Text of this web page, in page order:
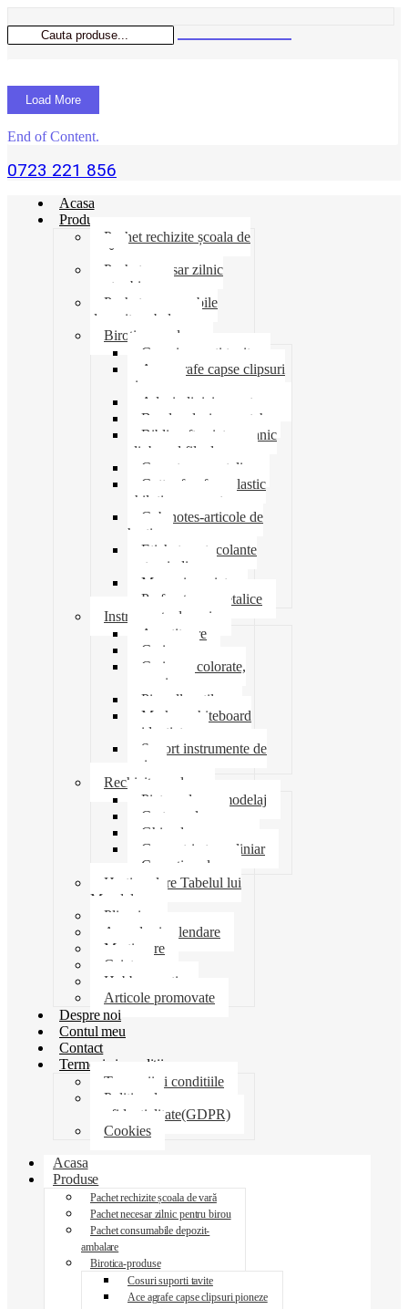
Load More
End of Content.
0723 221 856
Acasa
Produse
Pachet rechizite școala de
vară
Pachet necesar zilnic
pentru birou
Pachet consumabile
depozit-ambalare
Birotica-produse
Cosuri suporti tavite
Ace agrafe capse clipsuri
pioneze
Adeziv lipici corectoare
Banda adeziva-scotch
Biblioraft caiet mecanic
clipboard file dosare
Capsatoare metalice
Cutter foarfeca elastic
ghilotina magnet
Cub notes-articole de
hartie
Etichete autocolante
carton indigo
Mape si serviete
Perforatoare metalice
Instrumente de scris
Ascutitoare
Carioca
Creioane colorate,
mecanice
Pix roller stilou
Marker whiteboard
evidentiator
Suport instrumente de
scris
Rechizite scolare
Pictura desen modelaj
Creta scolara
Ghiozdane penare
Geometrie trusa liniar
Coperti scolare
Harti scolare Tabelul lui
Mendeleev
Plicuri
Agende si calendare
Martisoare
Caiete
Hobby creatie
Articole promovate
Despre noi
Contul meu
Contact
Termeni si conditii
Termenii si conditiile
Politica de
confidentialitate(GDPR)
Cookies
Acasa
Produse
Pachet rechizite școala de vară
Pachet necesar zilnic pentru birou
Pachet consumabile depozit-
ambalare
Birotica-produse
Cosuri suporti tavite
Ace agrafe capse clipsuri pioneze